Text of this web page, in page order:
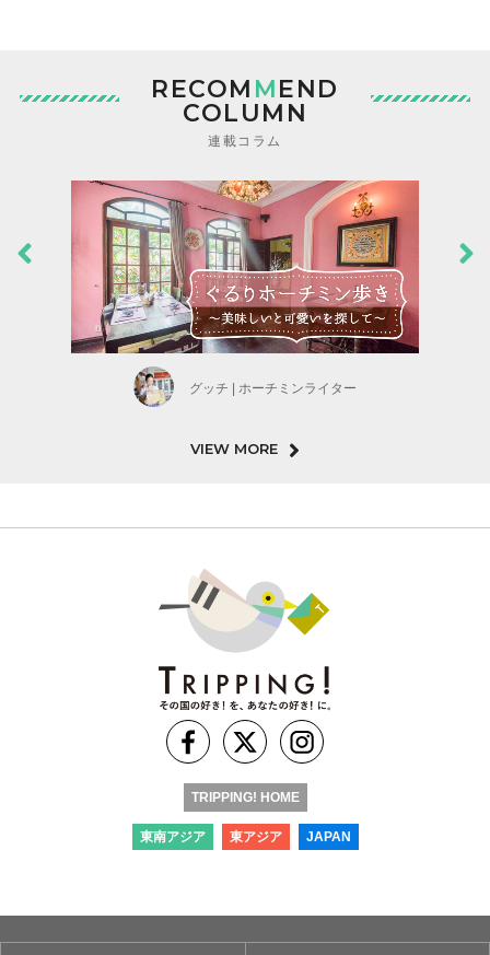
RECOM MEND
COLUMN
連載コラム
グッチ | ホーチミンライター
VIEW MORE
TRIPPING! HOME
東南アジア 東アジア JAPAN